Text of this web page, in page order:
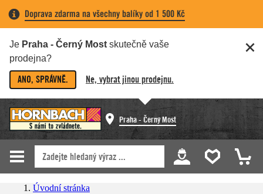
Doprava zdarma na všechny balíky od 1 500 Kč
Je Praha - Černý Most skutečně vaše
prodejna?
ANO, SPRÁVNĚ. Ne, vybrat jinou prodejnu.
Praha - Černý Most
Úvodní stránka